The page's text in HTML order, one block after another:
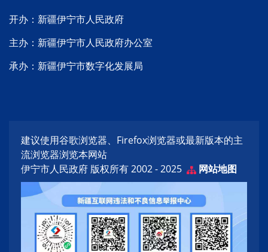
开办：新疆伊宁市人民政府
主办：新疆伊宁市人民政府办公室
承办：新疆伊宁市数字化发展局
建议使用谷歌浏览器、Firefox浏览器或最新版本的主
流浏览器浏览本网站
伊宁市人民政府 版权所有 2002 - 2025
网站地图